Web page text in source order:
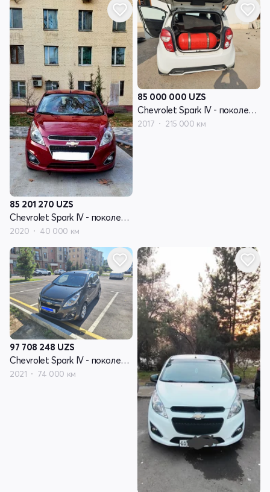
85 201 270 UZS
Chevrolet Spark IV - поколение рестайлинг
2020 40 000 км
85 000 000 UZS
Chevrolet Spark IV - поколение
2017 215 000 км
97 708 248 UZS
Chevrolet Spark IV - поколение
2021 74 000 км